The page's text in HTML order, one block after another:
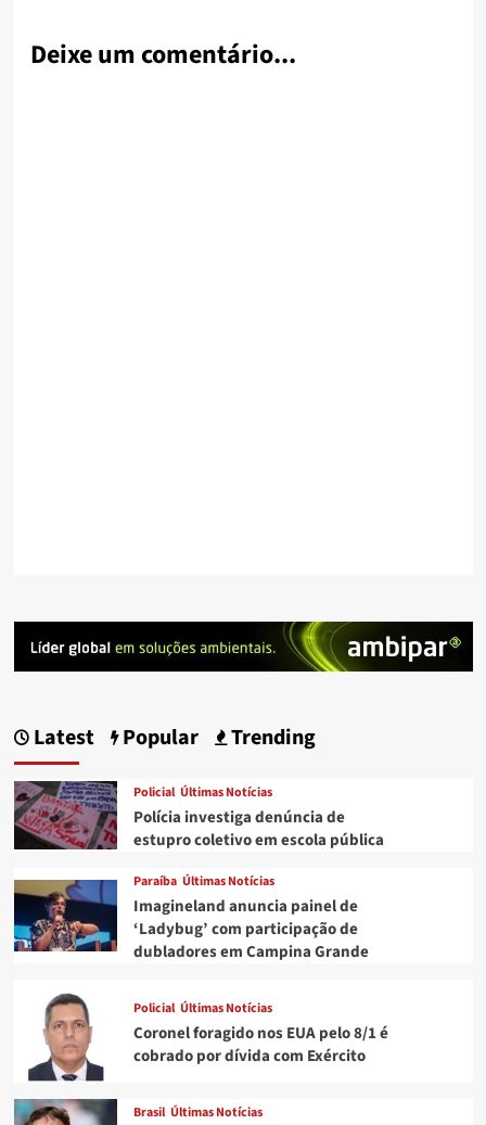
Deixe um comentário...
Latest Popular Trending
Policial Últimas Notícias
Polícia investiga denúncia de
estupro coletivo em escola pública
Paraíba Últimas Notícias
Imagineland anuncia painel de
‘Ladybug’ com participação de
dubladores em Campina Grande
Policial Últimas Notícias
Coronel foragido nos EUA pelo 8/1 é
cobrado por dívida com Exército
Brasil Últimas Notícias